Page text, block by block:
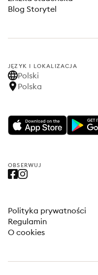
Blog Storytel
JĘZYK I LOKALIZACJA
Polski
Polska
OBSERWUJ
Polityka prywatności
Regulamin
O cookies